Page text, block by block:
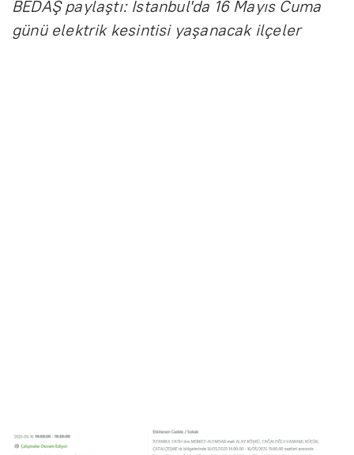
BEDAŞ paylaştı: İstanbul'da 16 Mayıs Cuma
günü elektrik kesintisi yaşanacak ilçeler